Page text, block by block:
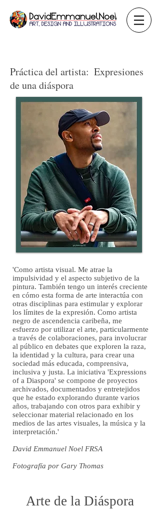
Práctica del artista: Expresiones
de una diáspora
'Como artista visual. Me atrae la
impulsividad y el aspecto subjetivo de la
pintura. También tengo un interés creciente
en cómo esta forma de arte interactúa con
otras disciplinas para estimular y explorar
los límites de la expresión. Como artista
negro de ascendencia caribeña, me
esfuerzo por utilizar el arte, particularmente
a través de colaboraciones, para involucrar
al público en debates que exploren la raza,
la identidad y la cultura, para crear una
sociedad más educada, comprensiva,
inclusiva y justa. La iniciativa 'Expressions
of a Diaspora' se compone de proyectos
archivados, documentados y entretejidos
que he estado explorando durante varios
años, trabajando con otros para exhibir y
seleccionar material relacionado en los
medios de las artes visuales, la música y la
interpretación.'
David Emmanuel Noel FRSA
Fotografía por Gary Thomas
Enlaces relacionados-
Arte de la Diáspora